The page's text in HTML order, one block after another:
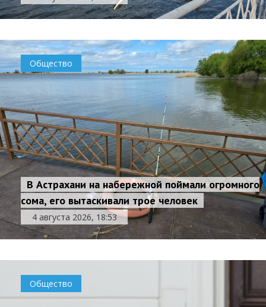
Общество
В Астрахани на набережной поймали огромного
сома, его вытаскивали трое человек
4 августа 2026, 18:53
Общество